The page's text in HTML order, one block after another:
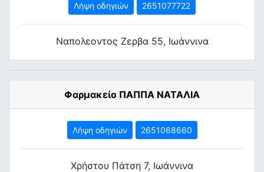
Λήψη οδηγιών 2651077722
Ναπολεοντος Zερβα 55, Ιωάννινα
Φαρμακείο ΠΑΠΠΑ ΝΑΤΑΛΙΑ
Λήψη οδηγιών 2651068660
Χρήστου Πάτση 7, Ιωάννινα